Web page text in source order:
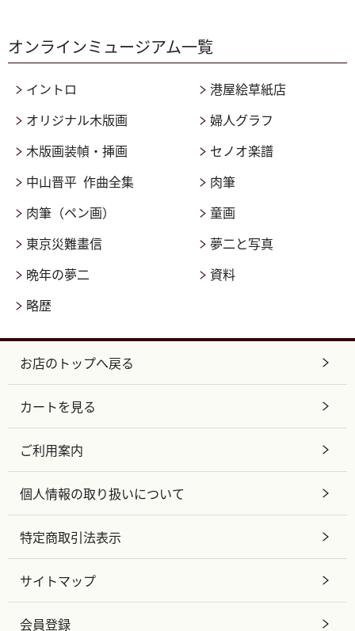
オンラインミュージアム一覧
イントロ
港屋絵草紙店
オリジナル木版画
婦人グラフ
木版画装幀・挿画
セノオ楽譜
中山晋平 作曲全集
肉筆
肉筆（ペン画）
童画
東京災難畫信
夢二と写真
晩年の夢二
資料
略歴
お店のトップへ戻る
カートを見る
ご利用案内
個人情報の取り扱いについて
特定商取引法表示
サイトマップ
会員登録